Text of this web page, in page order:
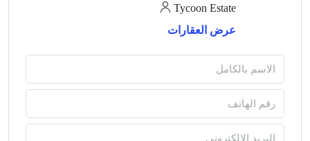
Tycoon Estate
عرض العقارات